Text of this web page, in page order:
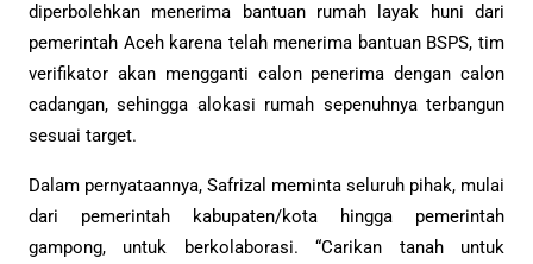
diperbolehkan menerima bantuan rumah layak huni dari
pemerintah Aceh karena telah menerima bantuan BSPS, tim
verifikator akan mengganti calon penerima dengan calon
cadangan, sehingga alokasi rumah sepenuhnya terbangun
sesuai target.
Dalam pernyataannya, Safrizal meminta seluruh pihak, mulai
dari pemerintah kabupaten/kota hingga pemerintah
gampong, untuk berkolaborasi. “Carikan tanah untuk